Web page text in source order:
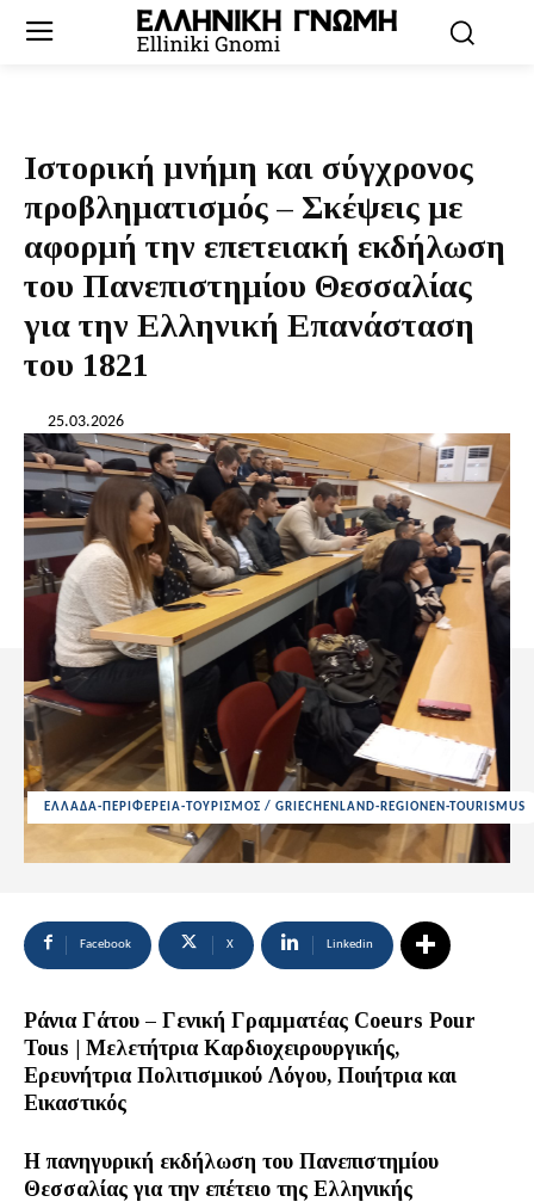
Ιστορική μνήμη και σύγχρονος
προβληματισμός – Σκέψεις με
αφορμή την επετειακή εκδήλωση
του Πανεπιστημίου Θεσσαλίας
για την Ελληνική Επανάσταση
του 1821
25.03.2026
ΕΛΛΑΔΑ-ΠΕΡΙΦΕΡΕΙΑ-ΤΟΥΡΙΣΜΟΣ / GRIECHENLAND-REGIONEN-TOURISMUS
Facebook X Linkedin
Ράνια Γάτου – Γενική Γραμματέας Coeurs Pour
Tous | Μελετήτρια Καρδιοχειρουργικής,
Ερευνήτρια Πολιτισμικού Λόγου, Ποιήτρια και
Εικαστικός
Η πανηγυρική εκδήλωση του Πανεπιστημίου
Θεσσαλίας για την επέτειο της Ελληνικής